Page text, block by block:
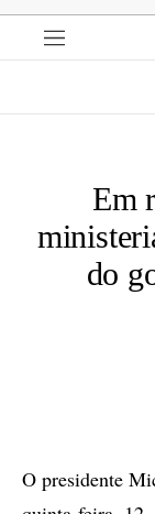
Em
do
O presidente